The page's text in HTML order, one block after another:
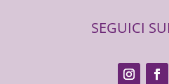
SEGUICI